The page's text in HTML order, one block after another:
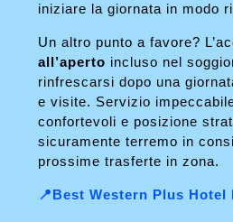
iniziare la giornata in modo
Un altro punto a favore?
all’aperto incluso nel
rinfrescarsi dopo una
e visite. Servizio
confortevoli e posizione
sicuramente terremo in
prossime trasferte in zona.
📍Best Western Plus Hotel